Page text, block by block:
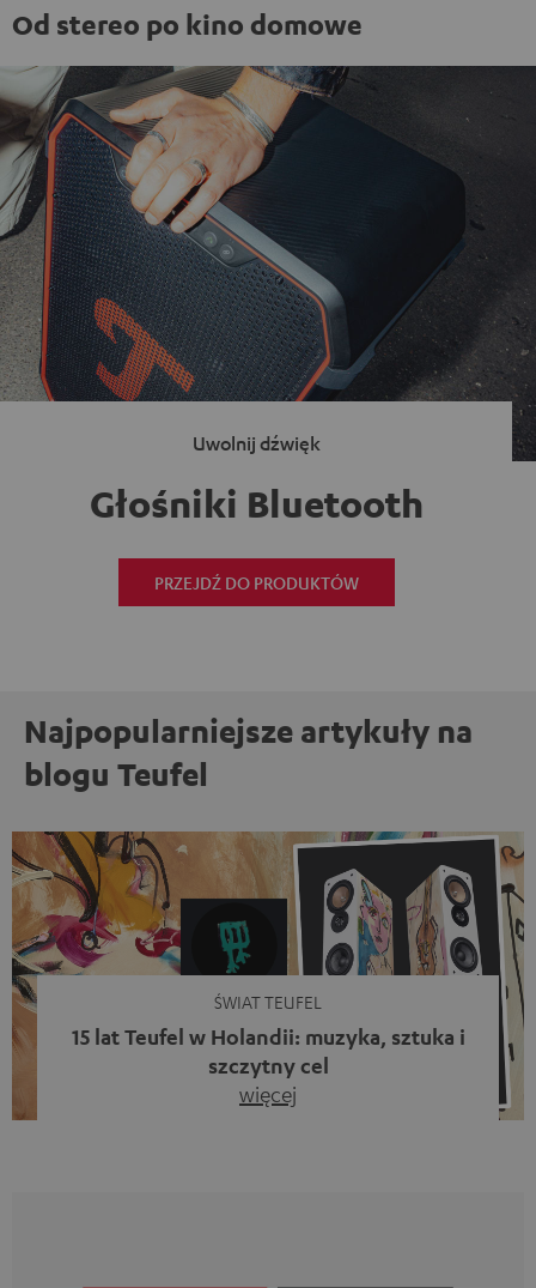
Od stereo po kino domowe
Uwolnij dźwięk
Głośniki Bluetooth
PRZEJDŹ DO PRODUKTÓW
Najpopularniejsze artykuły na
blogu Teufel
ŚWIAT TEUFEL
15 lat Teufel w Holandii: muzyka, sztuka i
szczytny cel
więcej